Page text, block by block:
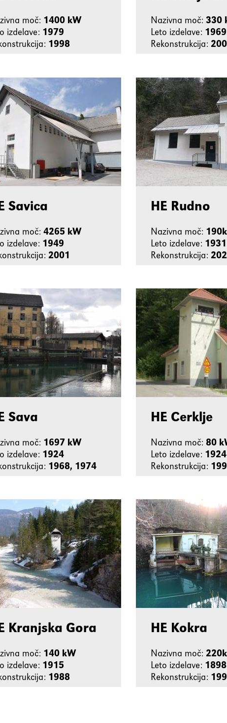
moč: 1400 kW
izdelave: 1979
1998
Nazivna moč: 330
Leto izdelave: 1969
Rekonstrukcija:
Savica
moč: 4265 kW
izdelave: 1949
2001
HE Rudno
Nazivna moč:
Leto izdelave: 1931
Rekonstrukcija:
Sava
moč: 1697 kW
izdelave: 1924
1968, 1974
HE Cerklje
Nazivna moč: 80
Leto izdelave: 1924
Rekonstrukcija:
Kranjska Gora
moč: 140 kW
izdelave: 1915
1988
HE Kokra
Nazivna moč:
Leto izdelave: 1898
Rekonstrukcija: